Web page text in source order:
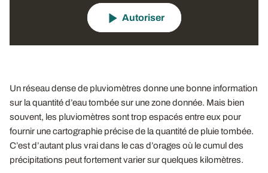
Autoriser
Un réseau dense de pluviomètres donne une bonne information
sur la quantité d’eau tombée sur une zone donnée. Mais bien
souvent, les pluviomètres sont trop espacés entre eux pour
fournir une cartographie précise de la quantité de pluie tombée.
C’est d’autant plus vrai dans le cas d’orages où le cumul des
précipitations peut fortement varier sur quelques kilomètres.